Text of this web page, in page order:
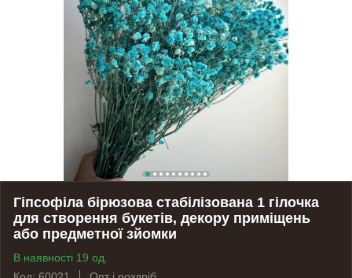
Гіпсофіла бірюзова стабілізована 1 гілочка
для створення букетів, декору приміщень
або предметної зйомки
В наявності 19 од.